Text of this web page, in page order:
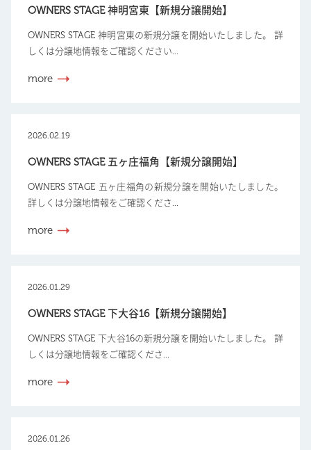
OWNERS STAGE 神明宮東【新規分譲開始】
OWNERS STAGE 神明宮東の新規分譲を開始いたしました。 詳
しくは分譲地情報をご確認ください...
more
2026.02.19
OWNERS STAGE 五ヶ庄福角【新規分譲開始】
OWNERS STAGE 五ヶ庄福角の新規分譲を開始いたしました。
詳しくは分譲地情報をご確認くださ...
more
2026.01.29
OWNERS STAGE 下大谷16【新規分譲開始】
OWNERS STAGE 下大谷16の新規分譲を開始いたしました。 詳
しくは分譲地情報をご確認くださ...
more
2026.01.26